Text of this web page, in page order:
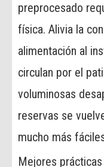
preprocesado
física. Alivia la
alimentación al
circulan por el
voluminosas
reservas se
mucho más
Mejores